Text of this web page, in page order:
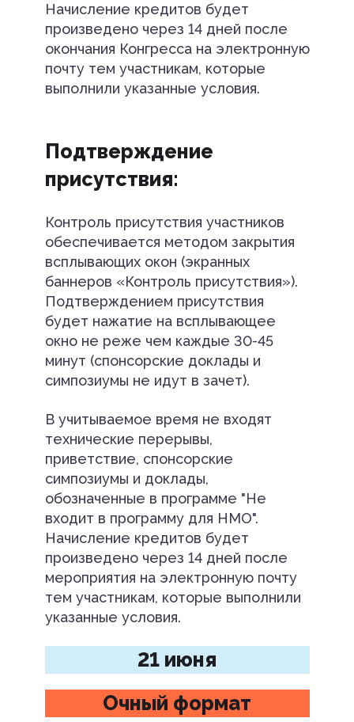
Начисление кредитов будет
произведено через 14 дней после
окончания Конгресса на электронную
почту тем участникам, которые
выполнили указанные условия.
Подтверждение
присутствия:
Контроль присутствия участников
обеспечивается методом закрытия
всплывающих окон (экранных
баннеров «Контроль присутствия»).
Подтверждением присутствия
будет нажатие на всплывающее
окно не реже чем каждые 30-45
минут (спонсорские доклады и
симпозиумы не идут в зачет).
В учитываемое время не входят
технические перерывы,
приветствие, спонсорские
симпозиумы и доклады,
обозначенные в программе "Не
входит в программу для НМО".
Начисление кредитов будет
произведено через 14 дней после
мероприятия на электронную почту
тем участникам, которые выполнили
указанные условия.
21 июня
Очный формат